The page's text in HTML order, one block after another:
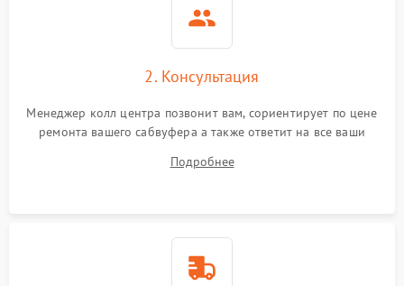
2. Консультация
Менеджер колл центра позвонит вам, сориентирует по цене
ремонта вашего сабвуфера а также ответит на все ваши
Подробнее